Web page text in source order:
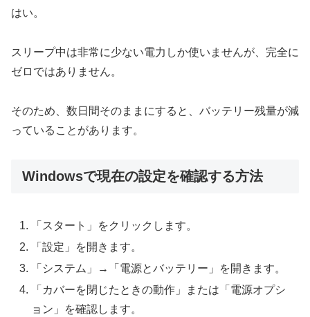
はい。
スリープ中は非常に少ない電力しか使いませんが、完全に
ゼロではありません。
そのため、数日間そのままにすると、バッテリー残量が減
っていることがあります。
Windowsで現在の設定を確認する方法
「スタート」をクリックします。
「設定」を開きます。
「システム」→「電源とバッテリー」を開きます。
「カバーを閉じたときの動作」または「電源オプシ
ョン」を確認します。